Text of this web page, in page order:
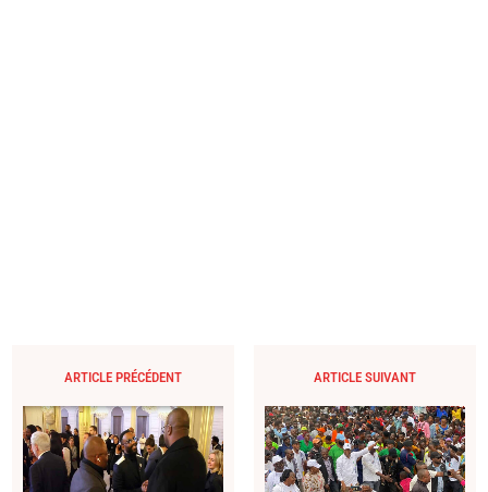
ARTICLE PRÉCÉDENT ARTICLE SUIVANT